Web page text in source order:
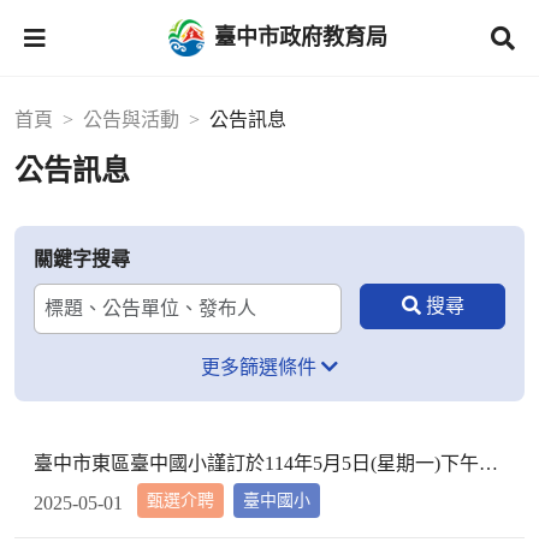
臺中市政府教育局
首頁 公告與活動 公告訊息
公告訊息
關鍵字搜尋
更多篩選條件
甄選介聘
臺中市東區臺中國小謹訂於114年5月5日(星期一)下午2時10分於本校校長室，召開教評會審查114學年度市內介聘調入本校教師資格
臺中國小
2025-05-01